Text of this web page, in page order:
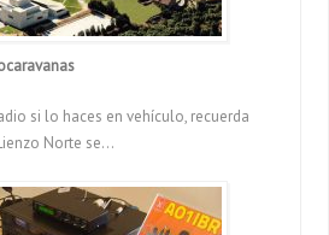
si lo haces en vehículo, recuerda
Norte se...